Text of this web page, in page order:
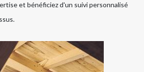
et bénéficiez d'un suivi personnalisé